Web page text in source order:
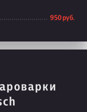
950 руб.